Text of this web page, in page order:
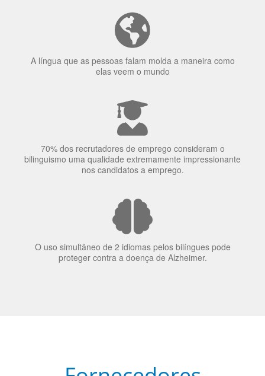
concentração de uma pessoa.
elas veem o mundo
70% dos recrutadores de emprego consideram o
nos candidatos a emprego.